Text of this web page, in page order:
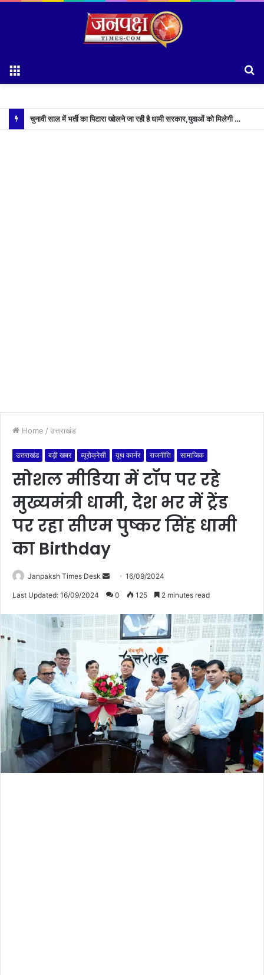
चुनावी साल में भर्ती का पिटारा खोलने जा रही है धामी सरकार,युवाओं को मिलेगी 34 हजार रिकॉर्ड भर्तियों की सौगात
Home / उत्तराखंड
उत्तराखंड बड़ी खबर ब्यूरोक्रेसी यूथ कार्नर राजनीति सामाजिक
सोशल मीडिया में टॉप पर रहे
मुख्यमंत्री धामी, देश भर में ट्रेंड
पर रहा सीएम पुष्कर सिंह धामी
का Birthday
Janpaksh Times Desk
e
m
a
i
l
16/09/2024
Last Updated: 16/09/2024 0 125 2 minutes read